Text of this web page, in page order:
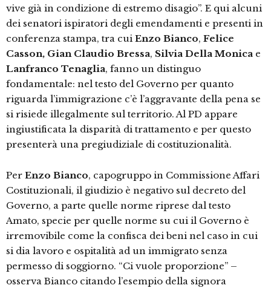
vive già in condizione di estremo disagio”. E qui alcuni
dei senatori ispiratori degli emendamenti e presenti in
conferenza stampa, tra cui Enzo Bianco, Felice
Casson, Gian Claudio Bressa, Silvia Della Monica e
Lanfranco Tenaglia, fanno un distinguo
fondamentale: nel testo del Governo per quanto
riguarda l’immigrazione c’è l’aggravante della pena se
si risiede illegalmente sul territorio. Al PD appare
ingiustificata la disparità di trattamento e per questo
presenterà una pregiudiziale di costituzionalità.
Per Enzo Bianco, capogruppo in Commissione Affari
Costituzionali, il giudizio è negativo sul decreto del
Governo, a parte quelle norme riprese dal testo
Amato, specie per quelle norme su cui il Governo è
irremovibile come la confisca dei beni nel caso in cui
si dia lavoro e ospitalità ad un immigrato senza
permesso di soggiorno. “Ci vuole proporzione” –
osserva Bianco citando l’esempio della signora